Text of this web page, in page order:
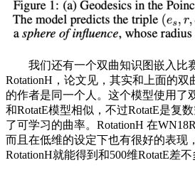
我们还有一个双曲知识图嵌入比
RotationH，论文见，其实和上面的双
的作者是同一个人。这个模型使用了
和RotatE模型相似，不过RotatE是复
了可学习的曲率。RotationH 在
而且在低维的设定下也有很好的表现
RotationH就能得到和500维RotatE差不